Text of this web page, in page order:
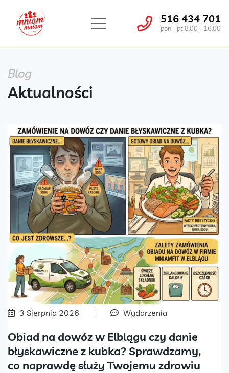
516 434 701
pon - pt 8:00 - 16:00
Blog
Aktualności
3 Sierpnia 2026 Wydarzenia
Obiad na dowóz w Elblągu czy danie
błyskawiczne z kubka? Sprawdzamy,
co naprawdę służy Twojemu zdrowiu